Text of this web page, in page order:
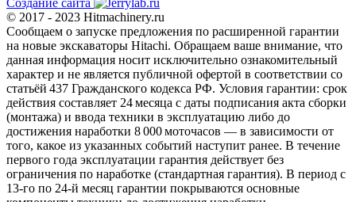
Создание сайта
© 2017 - 2023 Hitmachinery.ru
Сообщаем о запуске предложения по расширенной гарантии
на новые экскаваторы Hitachi. Обращаем ваше внимание, что
данная информация носит исключительно ознакомительный
характер и не является публичной офертой в соответствии со
статьёй 437 Гражданского кодекса РФ. Условия гарантии: срок
действия составляет 24 месяца с даты подписания акта сборки
(монтажа) и ввода техники в эксплуатацию либо до
достижения наработки 8 000 моточасов — в зависимости от
того, какое из указанных событий наступит ранее. В течение
первого года эксплуатации гарантия действует без
ограничения по наработке (стандартная гарантия). В период с
13‑го по 24‑й месяц гарантии покрываются основные